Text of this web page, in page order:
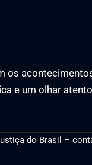
os
e um olhar atento
do Brasil –